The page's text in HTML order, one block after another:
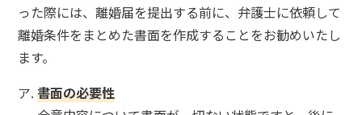
った際には、離婚届を提出する前に、弁護士に依頼して
離婚条件をまとめた書面を作成することをお勧めいたし
ます。
書面の必要性